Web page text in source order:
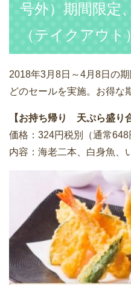
号外）期間限定
（テイクアウ
2018年3月8日～4月8日の
どのセールを実施。お得な
【お持ち帰り 天ぷら盛り
価格：324円税別（通常648
内容：海老二本、白身魚、